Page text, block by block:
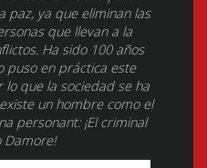
paz, ya que eliminan las
que llevan a la
Ha sido 100 años
puso en práctica este
lo que la sociedad se ha
un hombre como el
personant: ¡El criminal
Damore!